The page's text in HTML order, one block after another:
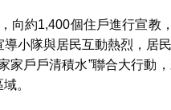
向約1,400個住戶進行宣教
小隊與居民互動熱烈，居
家戶戶清積水”聯合大行動
。